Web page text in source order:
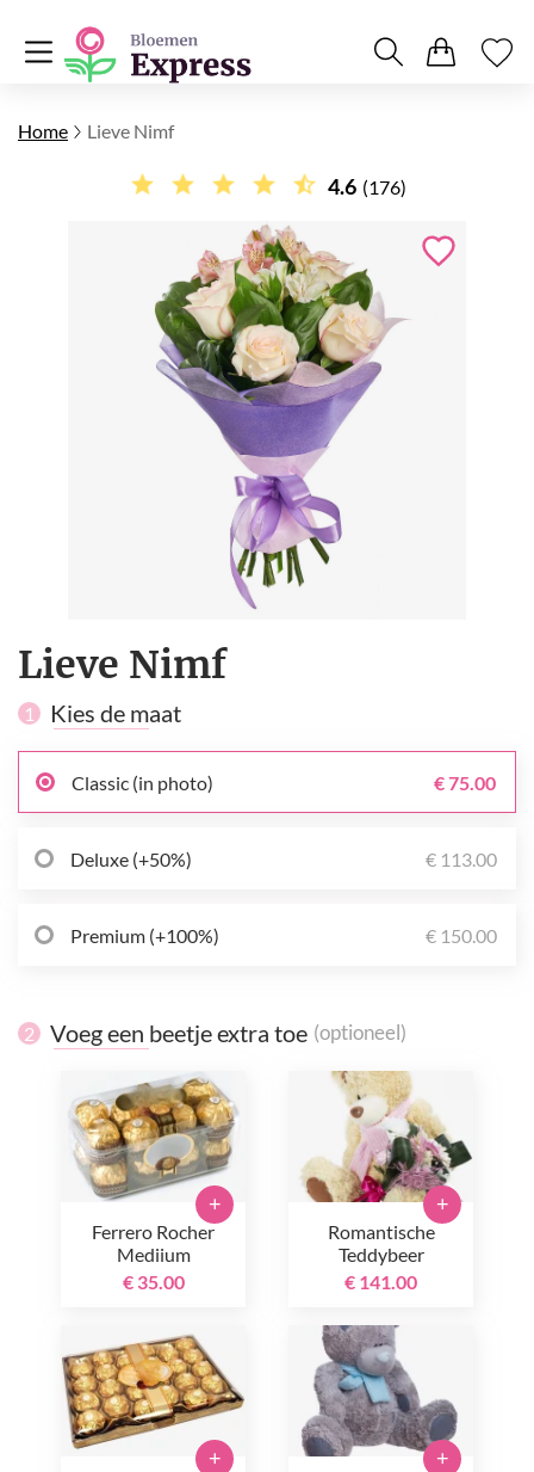
Home Lieve Nimf
4.6 (176)
Lieve Nimf
1 Kies de maat
Classic (in photo) € 75.00
Deluxe (+50%) € 113.00
Premium (+100%) € 150.00
2 Voeg een beetje extra toe (optioneel)
Ferrero Rocher
Mediium
€ 35.00
+
Romantische
Teddybeer
€ 141.00
+
+ +